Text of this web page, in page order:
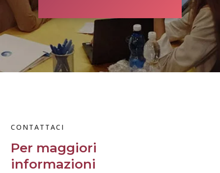
CONTATTACI
Per maggiori
informazioni